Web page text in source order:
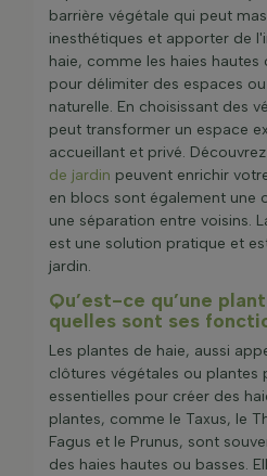
Il est important de creuser un
fond de la tranchée pour
jeunesplantes de façadeet
pénétrer dans le sol
Appliquez une couche de
pertes en eau par
croissance des mauvaises
Espacement
Nous recommandons une
2 à 3 haies par mètre
Soins et Conseils
En règle générale, les haies
d'entretien:
Nourrir les arbustes au
tout usage pour stimuler
Assurez-vous que les
arrosées, surtout
Enlevez les mauvaises
barrière végétale qui peut
inesthétiques et apporter de
haie, comme les haies hautes
pour délimiter des espaces
naturelle. En choisissant des
peut transformer un espace
accueillant et privé.
de jardin peuvent enrichir
en blocs sont également une
une séparation entre voisins.
est une solution pratique et
jardin.
Qu’est-ce qu’une
quelles sont ses
Les plantes de haie, aussi
clôtures végétales ou plantes
essentielles pour créer des
plantes, comme le Taxus, le
Fagus et le Prunus, sont
des haies hautes ou basses.